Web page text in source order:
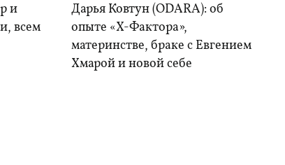
и
всем
Дарья Ковтун (ODARA): об
опыте «Х-Фактора»,
материнстве, браке с Евгением
Хмарой и новой себе